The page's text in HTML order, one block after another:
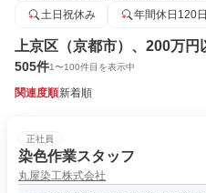
土日祝休み
年間休日120
上京区（京都市）、200万
505件1〜100件目を表示中
関連度順新着順
正社員
染色作業スタッフ
丸屋染工株式会社